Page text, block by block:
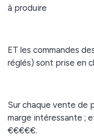
à produire
ET les commandes
réglés) sont prise en
Sur chaque vente de
marge intéressante ;
€€€€€.